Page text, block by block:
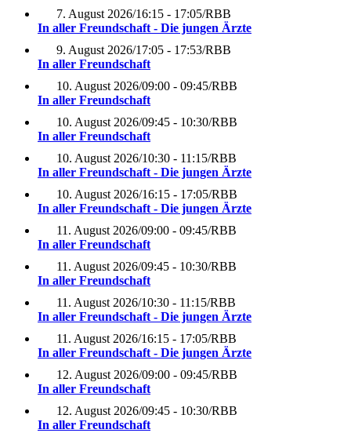
7. August 2026/16:15 - 17:05/RBB
In aller Freundschaft - Die jungen Ärzte
9. August 2026/17:05 - 17:53/RBB
In aller Freundschaft
10. August 2026/09:00 - 09:45/RBB
In aller Freundschaft
10. August 2026/09:45 - 10:30/RBB
In aller Freundschaft
10. August 2026/10:30 - 11:15/RBB
In aller Freundschaft - Die jungen Ärzte
10. August 2026/16:15 - 17:05/RBB
In aller Freundschaft - Die jungen Ärzte
11. August 2026/09:00 - 09:45/RBB
In aller Freundschaft
11. August 2026/09:45 - 10:30/RBB
In aller Freundschaft
11. August 2026/10:30 - 11:15/RBB
In aller Freundschaft - Die jungen Ärzte
11. August 2026/16:15 - 17:05/RBB
In aller Freundschaft - Die jungen Ärzte
12. August 2026/09:00 - 09:45/RBB
In aller Freundschaft
12. August 2026/09:45 - 10:30/RBB
In aller Freundschaft